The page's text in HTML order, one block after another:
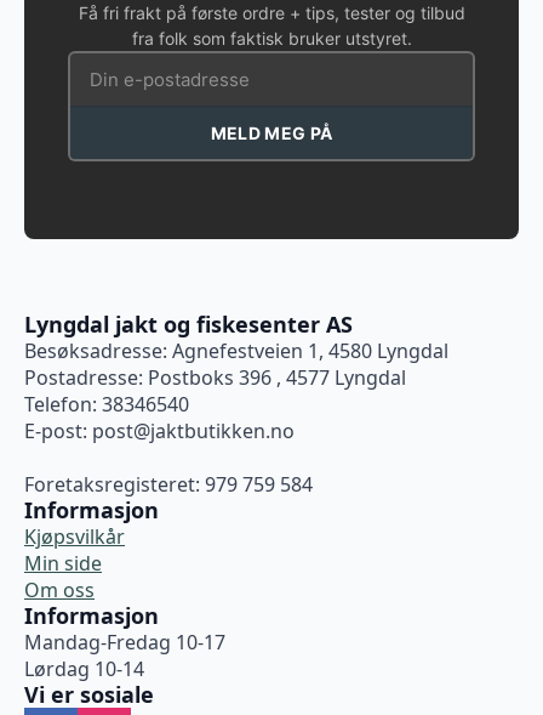
Få fri frakt på første ordre + tips, tester og tilbud
fra folk som faktisk bruker utstyret.
MELD MEG PÅ
Lyngdal jakt og fiskesenter AS
Besøksadresse: Agnefestveien 1, 4580 Lyngdal
Postadresse: Postboks 396 , 4577 Lyngdal
Telefon: 38346540
E-post: post@jaktbutikken.no
Foretaksregisteret: 979 759 584
Informasjon
Kjøpsvilkår
Min side
Om oss
Informasjon
Mandag-Fredag 10-17
Lørdag 10-14
Vi er sosiale